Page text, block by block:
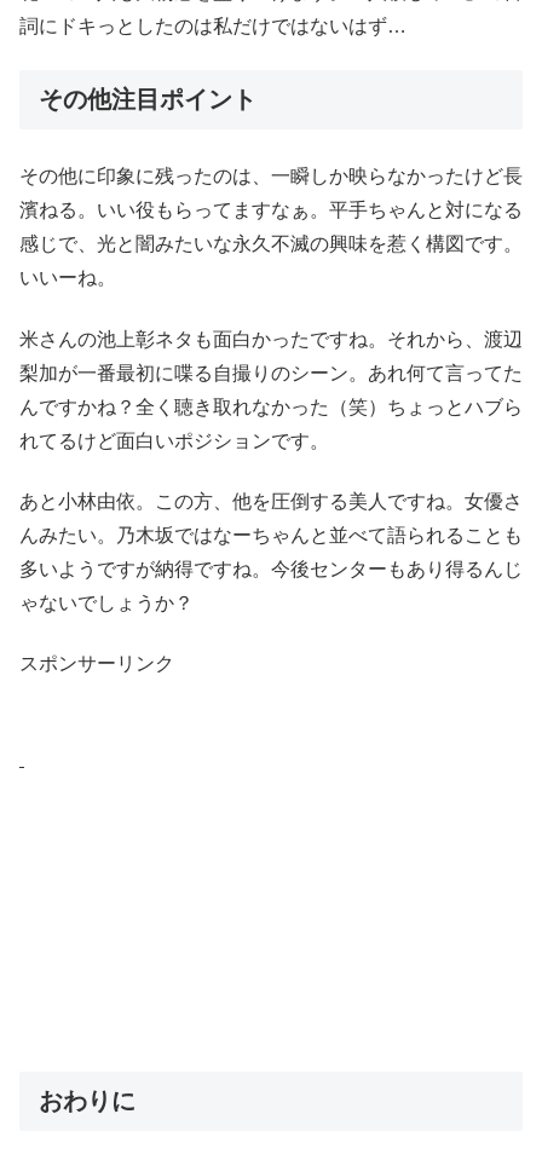
詞にドキっとしたのは私だけではないはず…
その他注目ポイント
その他に印象に残ったのは、一瞬しか映らなかったけど長
濱ねる。いい役もらってますなぁ。平手ちゃんと対になる
感じで、光と闇みたいな永久不滅の興味を惹く構図です。
いいーね。
米さんの池上彰ネタも面白かったですね。それから、渡辺
梨加が一番最初に喋る自撮りのシーン。あれ何て言ってた
んですかね？全く聴き取れなかった（笑）ちょっとハブら
れてるけど面白いポジションです。
あと小林由依。この方、他を圧倒する美人ですね。女優さ
んみたい。乃木坂ではなーちゃんと並べて語られることも
多いようですが納得ですね。今後センターもあり得るんじ
ゃないでしょうか？
スポンサーリンク
おわりに